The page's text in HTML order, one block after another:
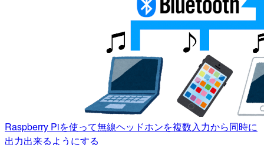
Raspberry Piを使って無線ヘッドホンを複数入力から同時に
出力出来るようにする